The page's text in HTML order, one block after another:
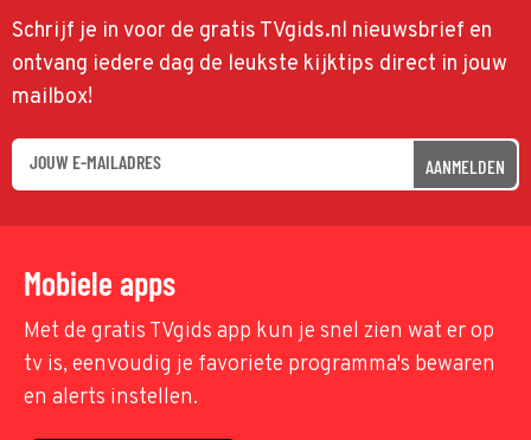
Schrijf je in voor de gratis TVgids.nl nieuwsbrief en
ontvang iedere dag de leukste kijktips direct in jouw
mailbox!
AANMELDEN
Mobiele apps
Met de gratis TVgids app kun je snel zien wat er op
tv is, eenvoudig je favoriete programma's bewaren
en alerts instellen.